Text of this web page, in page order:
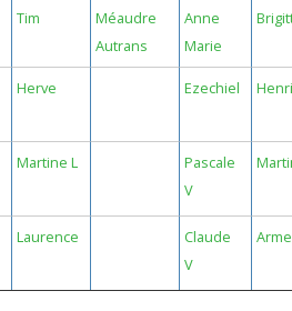
Tim
Méaudre
Autrans
Anne
Marie
Herve Ezechiel Henri
Martine L
Pascale
V
Laurence
Claude
V